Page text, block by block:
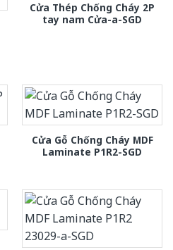
Cửa Thép Chống Cháy 2P
tay nam Cửa-a-SGD
Cửa Gỗ Chống Cháy MDF
Laminate P1R2-SGD